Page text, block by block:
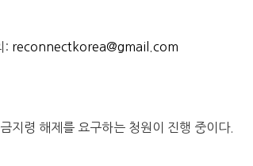
: reconnectkorea@gmail.com
지령 해제를 요구하는 청원이 진행 중이다.